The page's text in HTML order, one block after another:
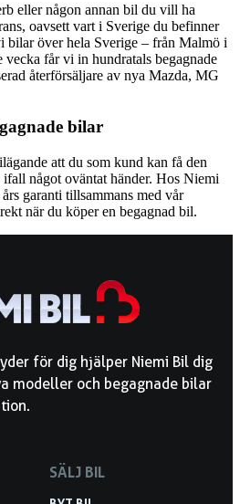
eller någon annan bil du vill ha
oavsett vart i Sverige du befinner
bilar över hela Sverige – från Malmö i
får vi in hundratals begagnade
återförsäljare av nya Mazda, MG
bilar
att du som kund kan få den
något oväntat händer. Hos Niemi
garanti tillsammans med vår
när du köper en begagnad bil.
för dig hjälper Niemi Bil dig
modeller och begagnade bilar
SÄLJ BIL